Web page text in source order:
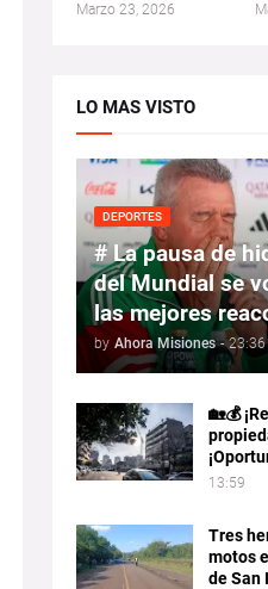
Marzo 23, 2026
LO MAS VISTO
DEPORTES
# La pausa de
del Mundial se
las mejores
by Ahora Misiones - 23:36
🏡💰
13:59
Tres
motos
de